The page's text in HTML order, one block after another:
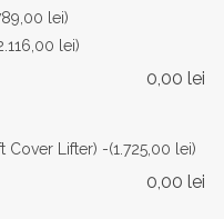
lei)
lei)
0,00 lei
Cover Lifter) -(1.725,00 lei)
0,00 lei